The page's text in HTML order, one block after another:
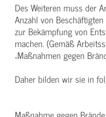
Des Weiteren muss der
Anzahl von
zur Bekämpfung von
machen. (Gemäß
„Maßnahmen gegen
Daher bilden wir sie in